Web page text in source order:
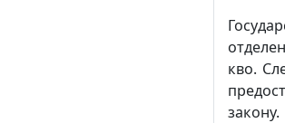
кво.
закону.